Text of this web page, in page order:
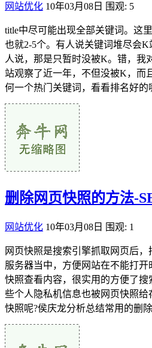
网站优化 10年03月08日 围观: 5
title中尽可能出现全部关键词。这
也就2-5个。有人说关键词堆尽会
人说，那是只暂时没被K。错，我
站观察了近一年，不但没被K，而
何一个热门关键词，看看排名好的
删除网页快照的方法-
网站优化 10年03月08日 围观: 1
网页快照是搜索引擎抓取网页后
服务器当中，方便网站在不能打
快照查看内容，很实用的方便了
些个人隐私机信息也被网页快照
快照呢?侯庆龙分析总结常用的删